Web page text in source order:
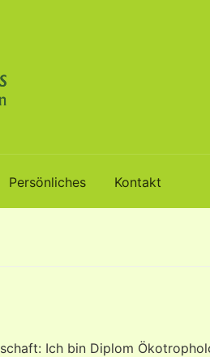
Persönliches Kontakt
Ich bin Diplom